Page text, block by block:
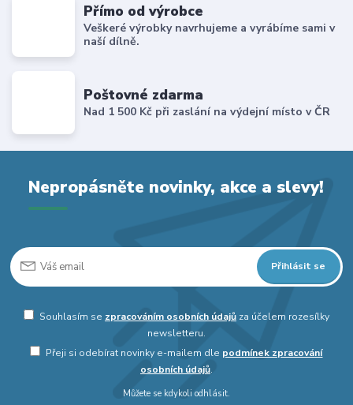
Přímo od výrobce
Veškeré výrobky navrhujeme a vyrábíme sami v
naší dílně.
Poštovné zdarma
Nad 1 500 Kč při zaslání na výdejní místo v ČR
Nepropásněte novinky, akce a slevy!
Přihlásit se
Souhlasím se zpracováním osobních údajůza účelem rozesílky
newsletteru.
Přeji si odebírat novinky e-mailem dle podmínek zpracování
osobních údajů.
Můžete se kdykoli odhlásit.